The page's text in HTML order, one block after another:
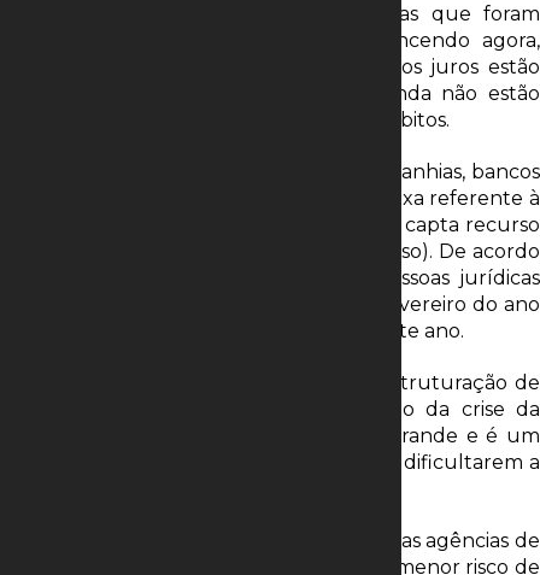
Seixas acrescenta que parte das dívidas que foram
roladas durante a pandemia estão vencendo agora,
justamente em um momento em que os juros estão
mais altos. As empresas, no entanto, ainda não estão
gerando caixa suficiente para quitar os débitos.
Percebendo a falta de dinheiro nas companhias, bancos
e gestoras elevaram também o spread (taxa referente à
diferença entre o preço em que o banco capta recurso
e o que cobra para emprestar esse recurso). De acordo
com o Banco Central, o spread para pessoas jurídicas
passou de 10,7 pontos porcentuais em fevereiro do ano
passado para 11,8 pontos em fevereiro deste ano.
Para Douglas Bassi, sócio da área de reestruturação de
dívida da Virtus BR Partners, o impacto da crise da
Americanas no mercado de crédito foi grande e é um
dos motivos que tem levado os bancos a dificultarem a
“A Americanas era ‘triple A’ (nota dada pelas agências de
classificação de risco para as dívidas com menor risco de